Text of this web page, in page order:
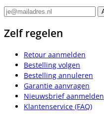
Zelf regelen
Retour aanmelden
Bestelling volgen
Bestelling annuleren
Garantie aanvragen
Nieuwsbrief aanmelden
Klantenservice (FAQ)